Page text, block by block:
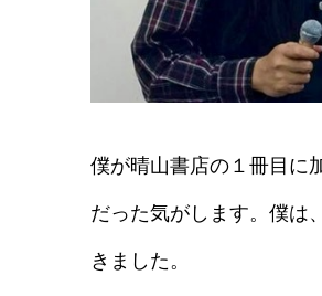
僕が晴山書店の１冊目に
だった気がします。僕は
きました。